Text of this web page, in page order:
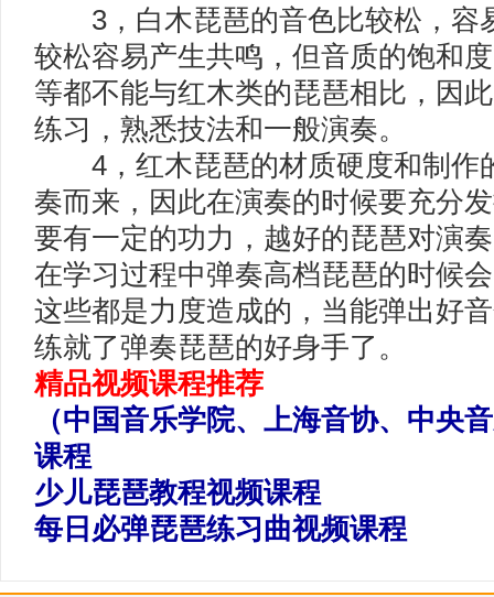
3，白木琵琶的音色比较松，容
较松容易产生共鸣，但音质的饱和
等都不能与红木类的琵琶相比，因
练习，熟悉技法和一般演奏。
4，红木琵琶的材质硬度和制作
奏而来，因此在演奏的时候要充分
要有一定的功力，越好的琵琶对演
在学习过程中弹奏高档琵琶的时候
这些都是力度造成的，当能弹出好
练就了弹奏琵琶的好身手了。
精品视频课程推荐
（中国音乐学院、上海音协、中央
课程
少儿琵琶教程视频课程
每日必弹琵琶练习曲视频课程